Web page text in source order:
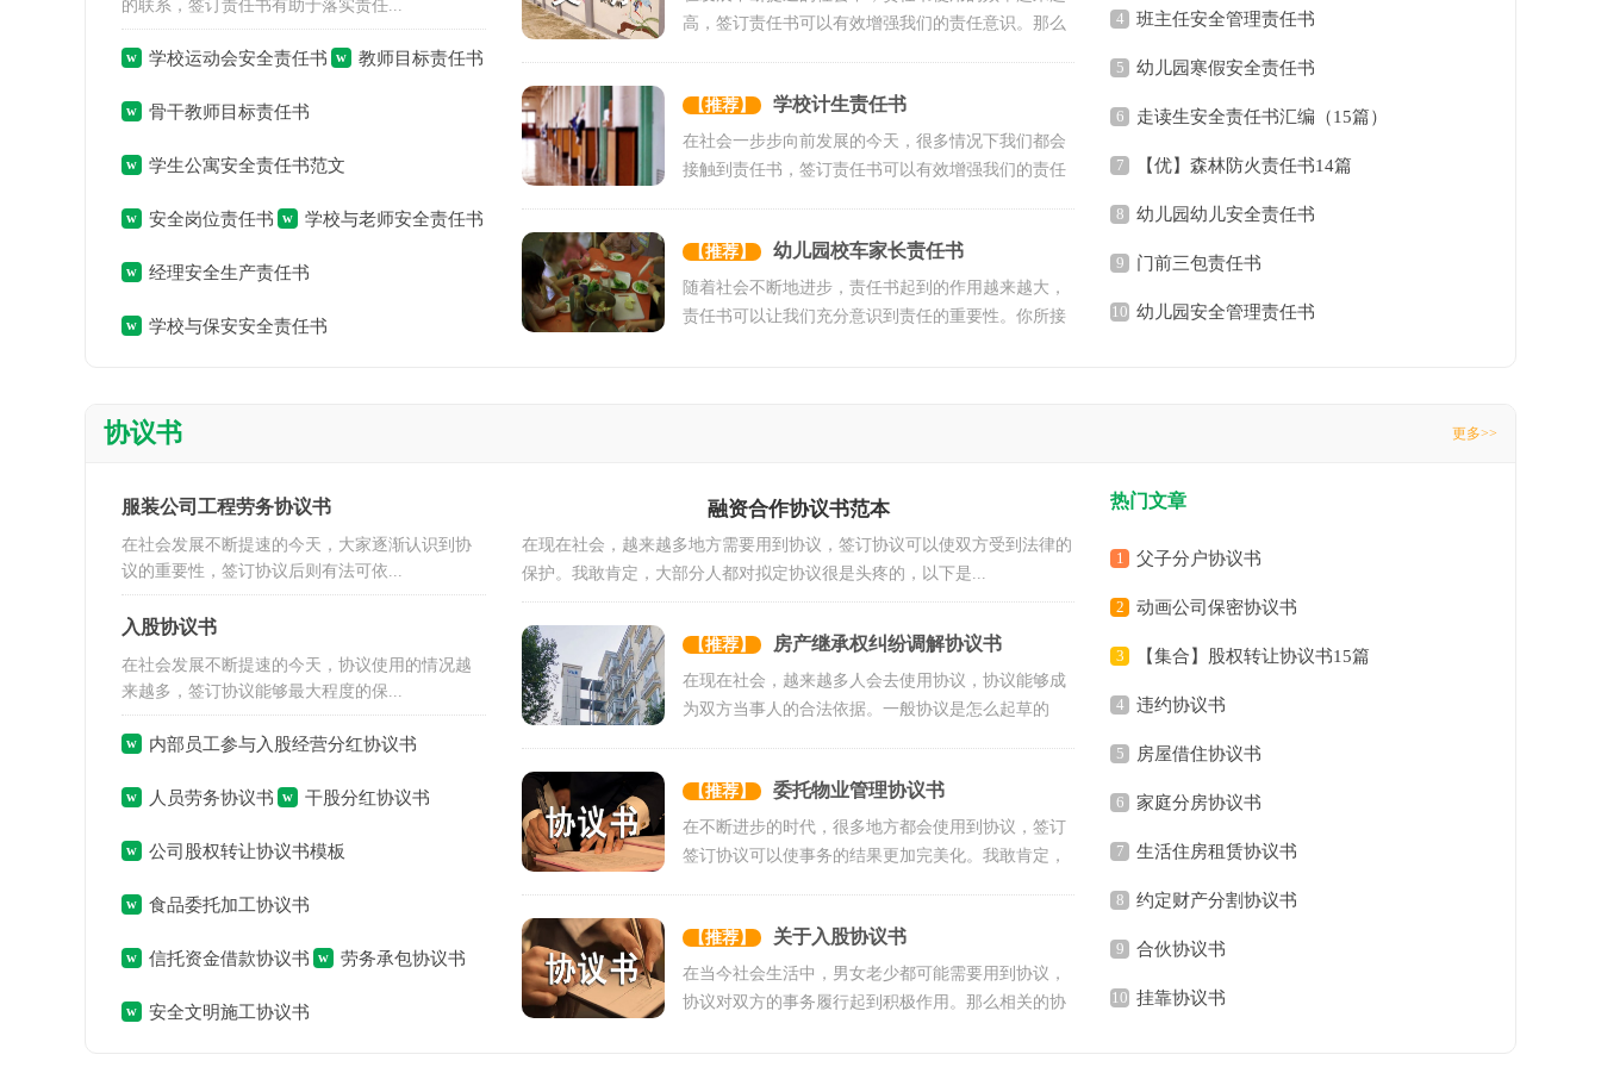
的联系，签订责任书有助于落实责任...
学校运动会安全责任书 教师目标责任书
骨干教师目标责任书
学生公寓安全责任书范文
安全岗位责任书 学校与老师安全责任书
经理安全生产责任书
学校与保安安全责任书
高，签订责任书可以有效增强我们的责任意识。那么
【推荐】 学校计生责任书
在社会一步步向前发展的今天，很多情况下我们都会
接触到责任书，签订责任书可以有效增强我们的责任
【推荐】 幼儿园校车家长责任书
随着社会不断地进步，责任书起到的作用越来越大，
责任书可以让我们充分意识到责任的重要性。你所接
4 班主任安全管理责任书
5 幼儿园寒假安全责任书
6 走读生安全责任书汇编（15篇）
7 【优】森林防火责任书14篇
8 幼儿园幼儿安全责任书
9 门前三包责任书
10 幼儿园安全管理责任书
协议书 更多>>
服装公司工程劳务协议书
在社会发展不断提速的今天，大家逐渐认识到协
议的重要性，签订协议后则有法可依...
入股协议书
在社会发展不断提速的今天，协议使用的情况越
来越多，签订协议能够最大程度的保...
内部员工参与入股经营分红协议书
人员劳务协议书 干股分红协议书
公司股权转让协议书模板
食品委托加工协议书
信托资金借款协议书 劳务承包协议书
安全文明施工协议书
融资合作协议书范本
在现在社会，越来越多地方需要用到协议，签订协议可以使双方受到法律的
保护。我敢肯定，大部分人都对拟定协议很是头疼的，以下是...
【推荐】 房产继承权纠纷调解协议书
在现在社会，越来越多人会去使用协议，协议能够成
为双方当事人的合法依据。一般协议是怎么起草的
【推荐】 委托物业管理协议书
在不断进步的时代，很多地方都会使用到协议，签订
签订协议可以使事务的结果更加完美化。我敢肯定，
【推荐】 关于入股协议书
在当今社会生活中，男女老少都可能需要用到协议，
协议对双方的事务履行起到积极作用。那么相关的协
热门文章
1 父子分户协议书
2 动画公司保密协议书
3 【集合】股权转让协议书15篇
4 违约协议书
5 房屋借住协议书
6 家庭分房协议书
7 生活住房租赁协议书
8 约定财产分割协议书
9 合伙协议书
10 挂靠协议书